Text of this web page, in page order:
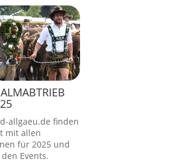
allgaeu.de finden
mit allen
für 2025 und
Events.